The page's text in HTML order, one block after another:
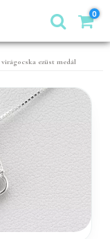
0
ezüst medál